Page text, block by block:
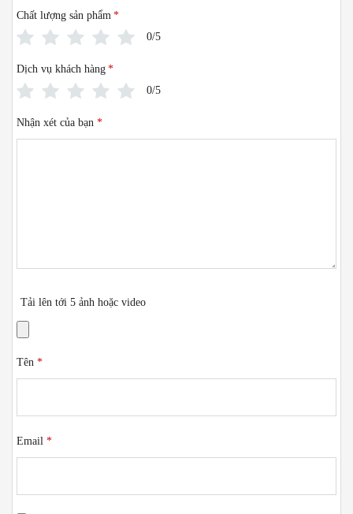
Chất lượng sản phẩm *
0/5
Dịch vụ khách hàng *
0/5
Nhận xét của bạn *
Tải lên tới 5 ảnh hoặc video
Tên *
Email *